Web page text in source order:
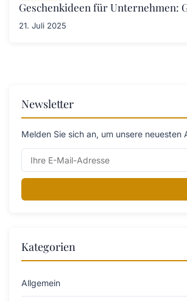
Geschenkideen für Unternehmen:
21. Juli 2025
Newsletter
Melden Sie sich an, um unsere
Kategorien
Allgemein